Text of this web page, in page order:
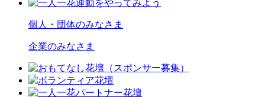
個人・団体のみなさま
企業のみなさま